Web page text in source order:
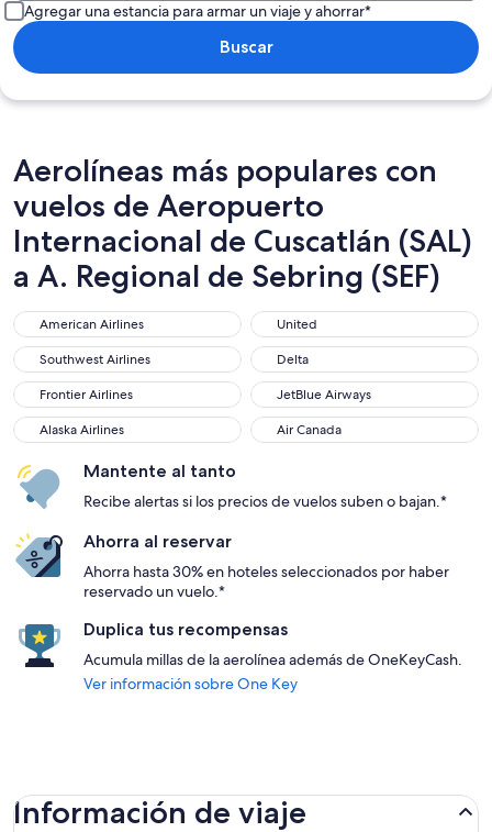
Agregar una estancia para armar un viaje y ahorrar*
Buscar
Aerolíneas más populares con
vuelos de Aeropuerto
Internacional de Cuscatlán (SAL)
a A. Regional de Sebring (SEF)
American Airlines
American Airlines United
United
Southwest Airlines
Southwest Airlines Delta
Delta
Frontier Airlines
Frontier Airlines JetBlue Airways
JetBlue Airways
Alaska Airlines
Alaska Airlines Air Canada
Air Canada
Mantente al tanto
Recibe alertas si los precios de vuelos suben o bajan.*
Ahorra al reservar
Ahorra hasta 30% en hoteles seleccionados por haber
reservado un vuelo.*
Duplica tus recompensas
Acumula millas de la aerolínea además de OneKeyCash.
Ver información sobre One Key
Información de viaje